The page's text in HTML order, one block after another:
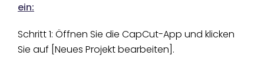
ein:
Schritt 1: Öffnen Sie die CapCut-App und klicken
Sie auf [Neues Projekt bearbeiten].